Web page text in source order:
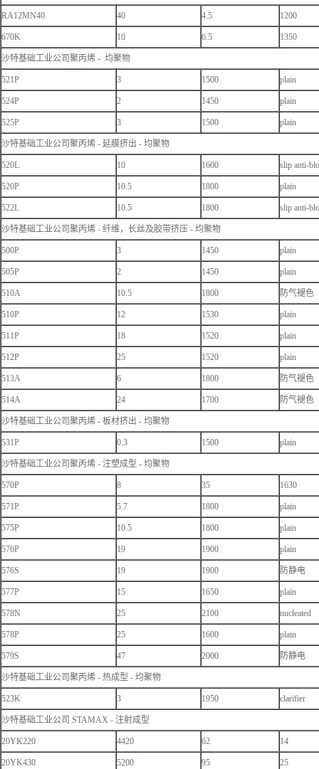
RA12MN40 40 4.5 1200
670K 10 6.5 1350
沙特基础工业公司聚丙烯 - 均聚物
521P 3 1500 plain
524P 2 1450 plain
525P 3 1500 plain
沙特基础工业公司聚丙烯 - 延膜挤出 - 均聚物
520L 10 1600 slip anti-
520P 10.5 1800 plain
522L 10.5 1800 slip anti-
沙特基础工业公司聚丙烯 - 纤维，长丝及胶带挤压 - 均聚物
500P 3 1450 plain
505P 2 1450 plain
510A 10.5 1800 防气褪色
510P 12 1530 plain
511P 18 1520 plain
512P 25 1520 plain
513A 6 1800 防气褪色
514A 24 1700 防气褪色
沙特基础工业公司聚丙烯 - 板材挤出 - 均聚物
531P 0.3 1500 plain
沙特基础工业公司聚丙烯 - 注塑成型 - 均聚物
570P 8 35 1630
571P 5.7 1800 plain
575P 10.5 1800 plain
576P 19 1900 plain
576S 19 1900 防静电
577P 15 1650 plain
578N 25 2100 nucleated
578P 25 1600 plain
579S 47 2000 防静电
沙特基础工业公司聚丙烯 - 热成型 - 均聚物
523K 3 1950 clarifier
沙特基础工业公司 STAMAX - 注射成型
20YK220 4420 62 14
20YK430 5200 95 25